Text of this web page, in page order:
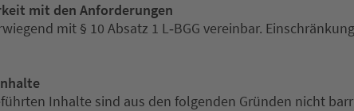
mit den Anforderungen
mit § 10 Absatz 1 L‐BGG vereinbar.
Inhalte sind aus den folgenden Gründen nicht